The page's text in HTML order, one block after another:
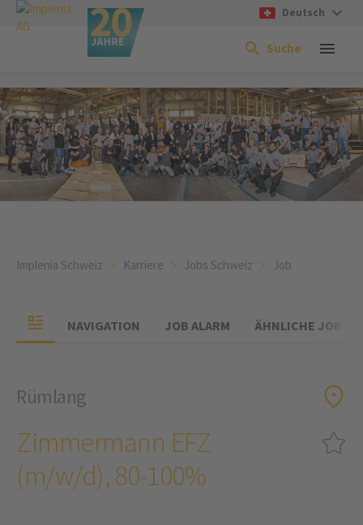
Deutsch
Suche
Implenia Schweiz Karriere Jobs Schweiz Job
NAVIGATION JOB ALARM ÄHNLICHE JOBS
Rümlang
Zimmermann EFZ
(m/w/d), 80-100%